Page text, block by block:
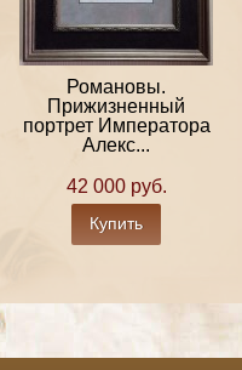
Романовы.
Прижизненный
портрет Императора
Алекс...
42 000 руб.
Купить